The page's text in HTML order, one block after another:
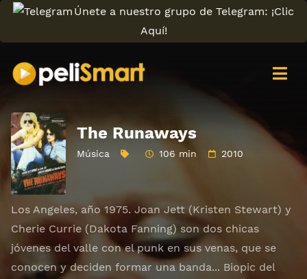
Únete a nuestro grupo de Telegram: ¡Clic
Aquí!
The Runaways
Música 106 min 2010
Los Angeles, año 1975. Joan Jett (Kristen Stewart) y
Cherie Currie (Dakota Fanning) son dos chicas
jóvenes del valle con el punk en sus venas, que se
conocen y deciden formar una banda... Biopic del